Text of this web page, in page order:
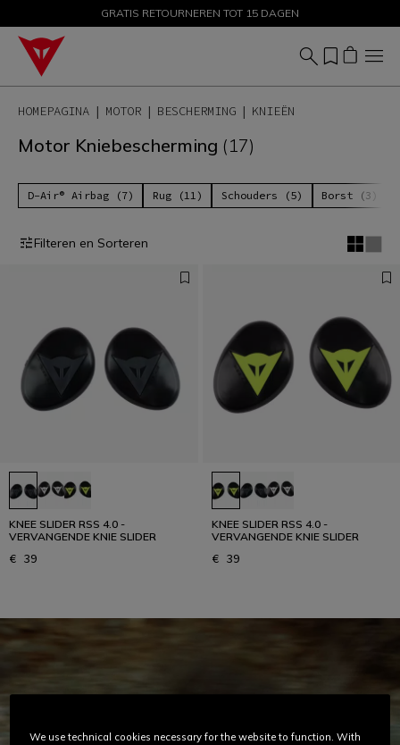
PROMOTIES TOT 50% – SHOP NU
GRATIS RETOURNEREN TOT 15 DAGEN
HOMEPAGINA MOTOR BESCHERMING KNIEËN
Motor Kniebescherming (17)
D-Air® Airbag (7) Rug (11) Schouders (5) Borst (3)
Filteren en Sorteren
KNEE SLIDER RSS 4.0 -
VERVANGENDE KNIE SLIDER
€ 39
KNEE SLIDER RSS 4.0 -
VERVANGENDE KNIE SLIDER
€ 39
We use technical cookies necessary for the website to function. With